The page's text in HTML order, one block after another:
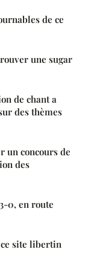
de ce
une sugar
de chant a
des thèmes
un concours de
des
0, en route
site libertin